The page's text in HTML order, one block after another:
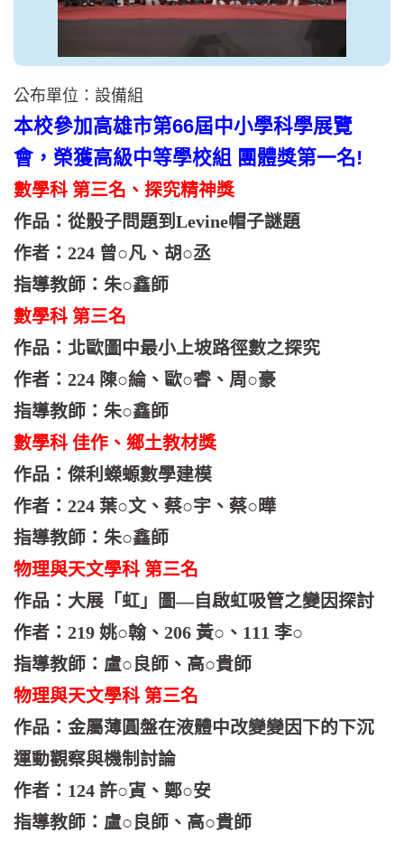
公布單位：設備組
本校參加高雄市第66屆中小學科學展覽
會，榮獲高級中等學校組 團體獎第一名!
數學科 第三名、探究精神獎
作品：從骰子問題到Levine帽子謎題
作者：224 曾○凡、胡○丞
指導教師：朱○鑫師
數學科 第三名
作品：北歐圖中最小上坡路徑數之探究
作者：224 陳○綸、歐○睿、周○豪
指導教師：朱○鑫師
數學科 佳作、鄉土教材獎
作品：傑利蠑螈數學建模
作者：224 葉○文、蔡○宇、蔡○曄
指導教師：朱○鑫師
物理與天文學科 第三名
作品：大展「虹」圖—自啟虹吸管之變因探討
作者：219 姚○翰、206 黃○、111 李○
指導教師：盧○良師、高○貴師
物理與天文學科 第三名
作品：金屬薄圓盤在液體中改變變因下的下沉
運動觀察與機制討論
作者：124 許○寊、鄭○安
指導教師：盧○良師、高○貴師